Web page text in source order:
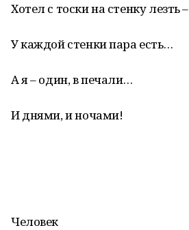
Хотел с тоски на стенку лезть –
У каждой стенки пара есть…
А я – один, в печали…
И днями, и ночами!
Человек